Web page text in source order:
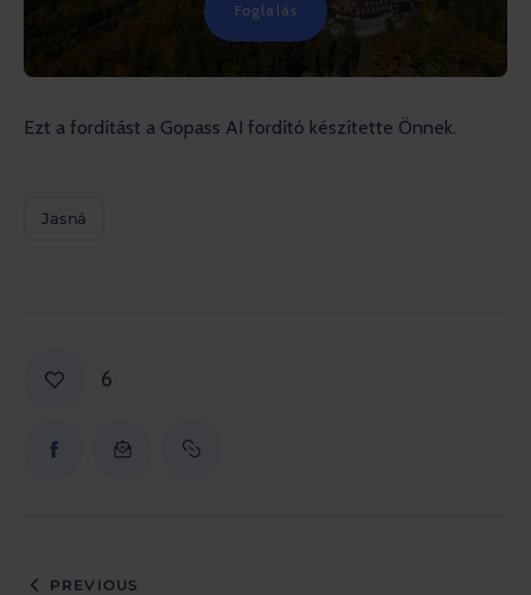
Foglalás
Ezt a fordítást a Gopass AI fordító készítette Önnek.
Jasná
6
PREVIOUS